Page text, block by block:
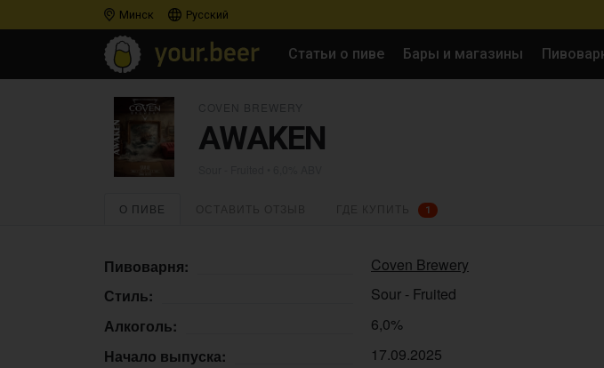
Минск Русский
Статьи о пиве Бары и магазины
AWAKEN
О ПИВЕ 1
Пивоварня:
Coven Brewery
Стиль:
Sour - Fruited
Алкоголь:
6,0%
Начало выпуска:
17.09.2025